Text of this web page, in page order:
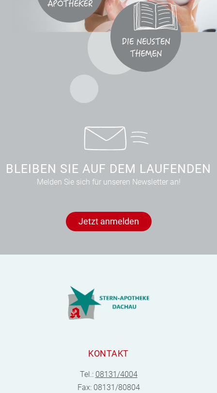
BLEIBEN SIE AUF DEM LAUFENDEN
Melden Sie sich für unseren Newsletter an!
Jetzt anmelden
KONTAKT
Tel.: 08131/4004
Fax: 08131/80804